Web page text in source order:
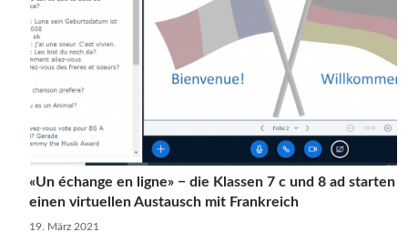
«Un échange en ligne» − die Klassen 7 c und 8 ad starten
einen virtuellen Austausch mit Frankreich
19. März 2021